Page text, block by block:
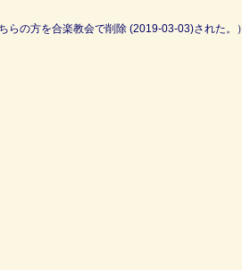
らの方を合楽教会で削除 (2019-03-03)された。）